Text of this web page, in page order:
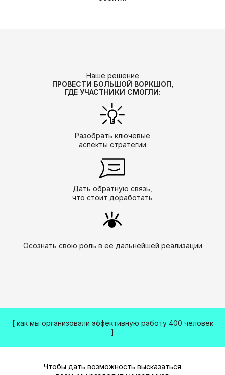
Наше решение
ПРОВЕСТИ БОЛЬШОЙ ВОРКШОП,
ГДЕ УЧАСТНИКИ СМОГЛИ:
Разобрать ключевые
аспекты стратегии
Дать обратную связь,
что стоит доработать
Осознать свою роль в ее дальнейшей реализации
[ как мы организовали эффективную работу 400 человек
]
Чтобы дать возможность высказаться